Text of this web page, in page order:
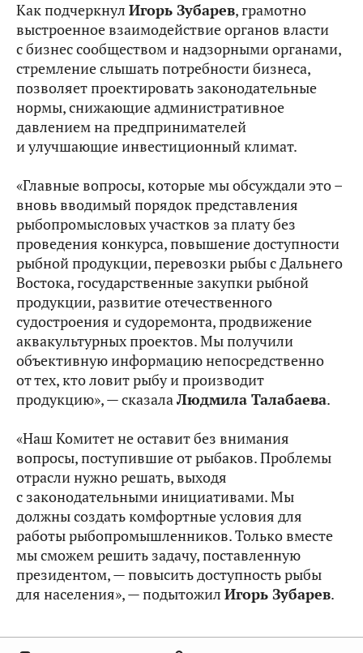
Как подчеркнул Игорь Зубарев, грамотно
выстроенное взаимодействие органов власти
с бизнес сообществом и надзорными органами,
стремление слышать потребности бизнеса,
позволяет проектировать законодательные
нормы, снижающие административное
давлением на предпринимателей
и улучшающие инвестиционный климат.
«Главные вопросы, которые мы обсуждали это –
вновь вводимый порядок представления
рыбопромысловых участков за плату без
проведения конкурса, повышение доступности
рыбной продукции, перевозки рыбы с Дальнего
Востока, государственные закупки рыбной
продукции, развитие отечественного
судостроения и судоремонта, продвижение
аквакультурных проектов. Мы получили
объективную информацию непосредственно
от тех, кто ловит рыбу и производит
продукцию», — сказалаЛюдмила Талабаева.
«Наш Комитет не оставит без внимания
вопросы, поступившие от рыбаков. Проблемы
отрасли нужно решать, выходя
с законодательными инициативами. Мы
должны создать комфортные условия для
работы рыбопромышленников. Только вместе
мы сможем решить задачу, поставленную
президентом, — повысить доступность рыбы
для населения», — подытожил Игорь Зубарев.